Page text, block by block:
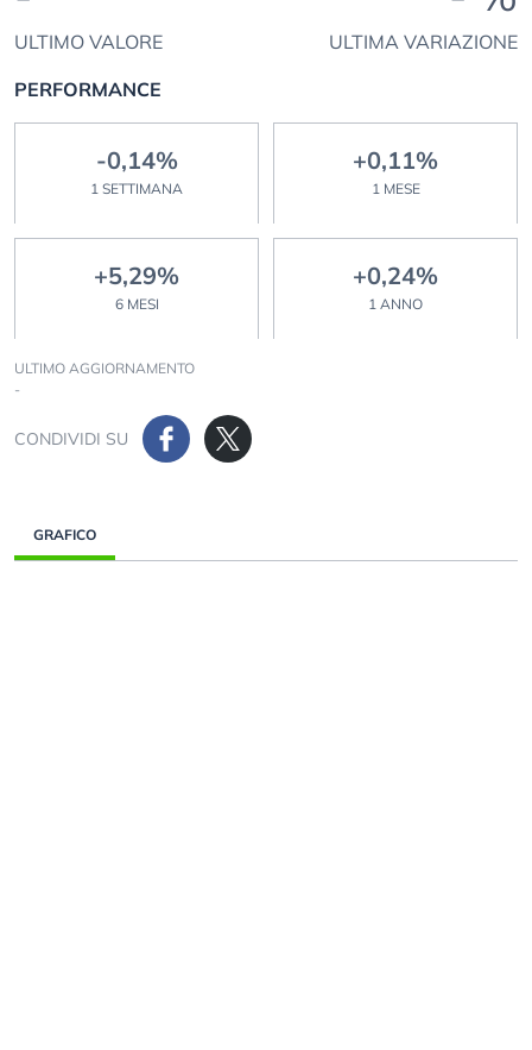
ULTIMO VALORE
ULTIMA VARIAZIONE
PERFORMANCE
-0,14%
1 SETTIMANA
+0,11%
1 MESE
+5,29%
6 MESI
+0,24%
1 ANNO
ULTIMO AGGIORNAMENTO
-
CONDIVIDI SU
GRAFICO